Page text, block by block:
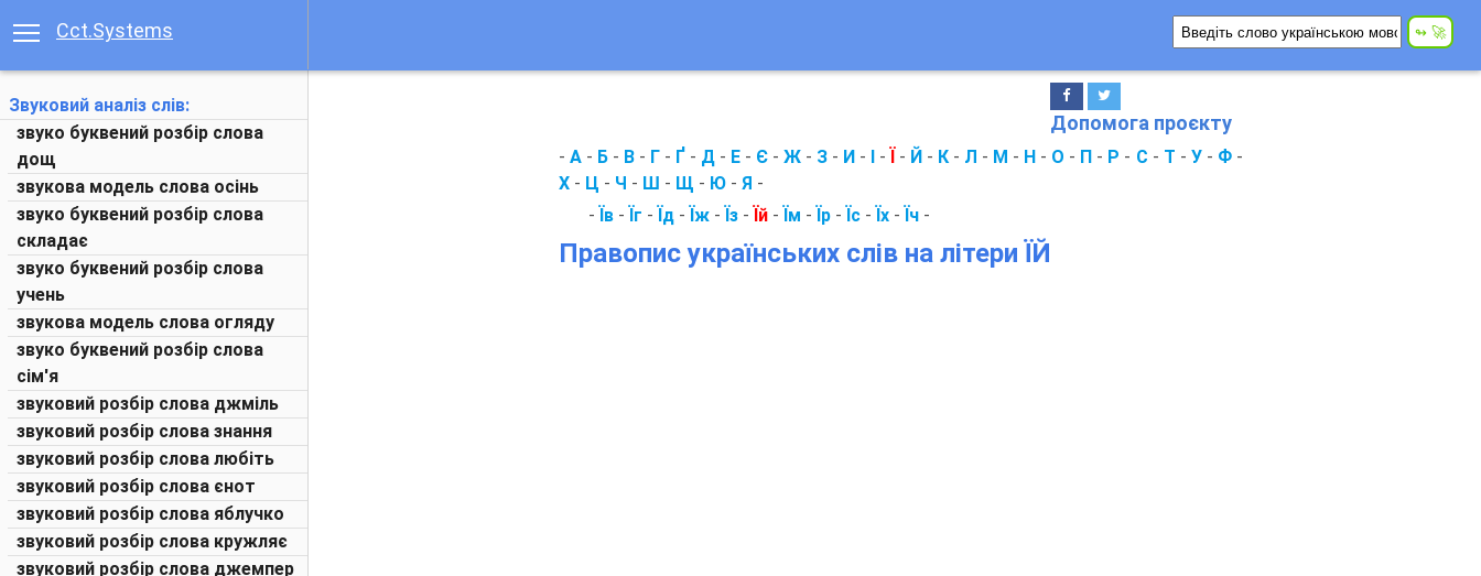
Cct.Systems
Звуковий аналіз слів:
звуко буквений розбір слова
дощ
звукова модель слова осінь
звуко буквений розбір слова
складає
звуко буквений розбір слова
учень
звукова модель слова огляду
звуко буквений розбір слова
сім'я
звуковий розбір слова джміль
звуковий розбір слова знання
звуковий розбір слова любіть
звуковий розбір слова єнот
звуковий розбір слова яблучко
звуковий розбір слова кружляє
звуковий розбір слова джемпер
Допомога проєкту
- А- Б- В- Г- Ґ- Д- Е- Є- Ж- З- И - І - Ї - Й - К - Л - М - Н - О - П - Р - С - Т - У- Ф-
Х- Ц - Ч - Ш - Щ - Ю- Я -
- Їв- Їг - Їд- Їж- Їз- Їй- Їм - Їр- Їс- Їх- Їч-
Правопис українських слів на літери ЇЙ